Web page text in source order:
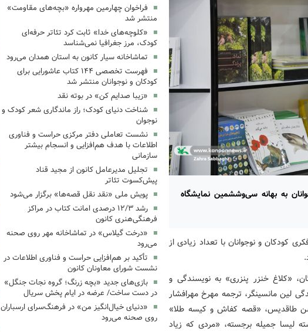
به بهانه سی‌وششمین نمایشگاه
کودکان و نوجوانان با تعداد زیادی از
«کلاغ خنزر پنزری» به نویسندگی و
لین مانسینگر، ترجمه مهرخ مهرافشار
سوسن طاقدیس، «قصه کفاش و کیسه طلا»
لیسا جمیله برجسته، «مردی که زیاد
فراخوان چهارمین مهرواره «بچه‌های مقاومت»
منتشر شد
«کلوچه‌های خدا» ثابت کرد تئاتر حرفه‌ای
کودک، مرز جغرافیا نمی‌شناسد
تماشاخانه سیار کانون به استان همدان می‌رود
فهرست تخصصی ۱۴۴ کتاب عاشورایی برای
کودکان و نوجوانان منتشر شد
«زیبا صدایم کن» در بوته نقد
شناخت دنیای کودک؛ راز ماندگاری شعر کودک و
نوجوان
نشست تعاملی دفتر مرکزی حراست و فناوری
اطلاعات با هدف هم‌افزایی و انسجام بیشتر
سازمانی
تجلیل مدیرعامل کانون از مجید قناد
پیش‌کسوت تئاتر
پویش ملی «نقد نقل قصه‌ها» برگزار می‌شود
رشد ۱۲/۳ درصدی امانت کتاب در مراکز
فرهنگی‌هنری کانون
«درخت گیلاس» در تماشاخانه مهر روی صحنه
می‌رود
تأکید بر هم‌افزایی حراست و فناوری اطلاعات در
نشست شورای معاونان کانون
بازی‌های جدید «بچه زرنگ؛ گروه نجات جنگل»
در دست ساخت/ عرضه در ایام پخش سریال
«دنیای خیال‌انگیز من» در فرهنگ‌سرای ارسباران
روی صحنه می‌رود